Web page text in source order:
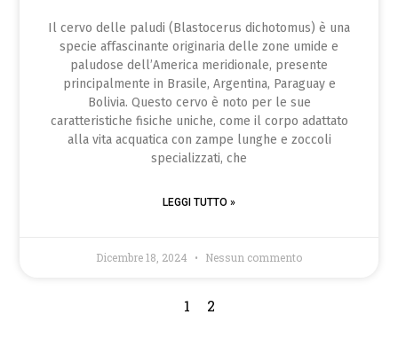
Il cervo delle paludi (Blastocerus dichotomus) è una
specie affascinante originaria delle zone umide e
paludose dell’America meridionale, presente
principalmente in Brasile, Argentina, Paraguay e
Bolivia. Questo cervo è noto per le sue
caratteristiche fisiche uniche, come il corpo adattato
alla vita acquatica con zampe lunghe e zoccoli
specializzati, che
LEGGI TUTTO »
Dicembre 18, 2024 Nessun commento
1 2